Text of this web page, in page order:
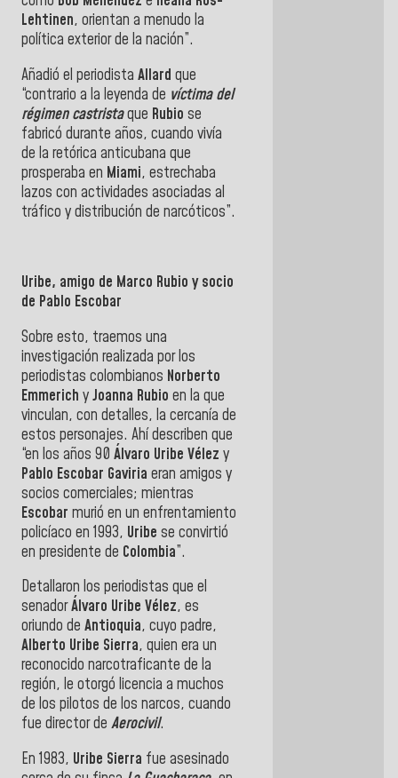
Lehtinen, orientan a menudo la
política exterior de la nación”.
Añadió el periodista Allard que
“contrario a la leyenda de víctima del
régimen castristaque Rubio se
fabricó durante años, cuando vivía
de la retórica anticubana que
prosperaba en Miami, estrechaba
lazos con actividades asociadas al
tráfico y distribución de narcóticos”.
Uribe, amigo de Marco Rubio y socio
de Pablo Escobar
Sobre esto, traemos una
investigación realizada por los
periodistas colombianos Norberto
Emmerich yJoanna Rubio en la que
vinculan, con detalles, la cercanía de
estos personajes. Ahí describen que
“en los años 90 Álvaro Uribe Vélez y
Pablo Escobar Gaviria eran amigos y
socios comerciales; mientras
Escobar murió en un enfrentamiento
policíaco en 1993, Uribe se convirtió
en presidente de Colombia”.
Detallaron los periodistas que el
senadorÁlvaro Uribe Vélez, es
oriundo de Antioquia, cuyo padre,
Alberto Uribe Sierra, quien era un
reconocido narcotraficante de la
región, le otorgó licencia a muchos
de los pilotos de los narcos, cuando
fue director de Aerocivil.
En 1983, Uribe Sierra fue asesinado